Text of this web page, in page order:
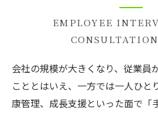
EMPLOYEE
会社の規模が大きくなり、従業員
こととはいえ、一方では一人ひと
康管理、成長支援といった面で「